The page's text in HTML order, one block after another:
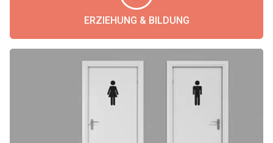
ERZIEHUNG & BILDUNG